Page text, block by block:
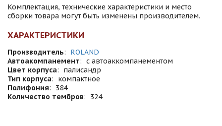
Комплектация, технические характеристики и место
сборки товара могут быть изменены производителем.
ХАРАКТЕРИСТИКИ
Производитель:
ROLAND
Автоакомпанемент: с автоаккомпанементом
Цвет корпуса:
палисандр
Тип корпуса:
компактное
Полифония:
384
Количество тембров: 324